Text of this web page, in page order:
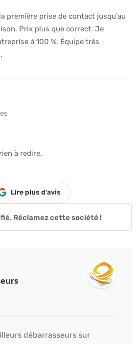
première prise de contact jusqu'au
Prix plus que correct. Je
à 100 %. Équipe très
à redire.
Lire plus d'avis
Réclamez cette société !
débarrasseurs sur